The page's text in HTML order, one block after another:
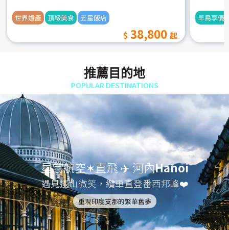
世界遺產 頂級美食 五星飯店
38,800
早鳥享優
推薦目的地
POPULAR DESTINATIONS
星宇航空✶直飛 ✈️ 河內Hanoi
遇見遠山微笑，纜車直登番西邦峰❤️
重現印度支那的繁華舊夢